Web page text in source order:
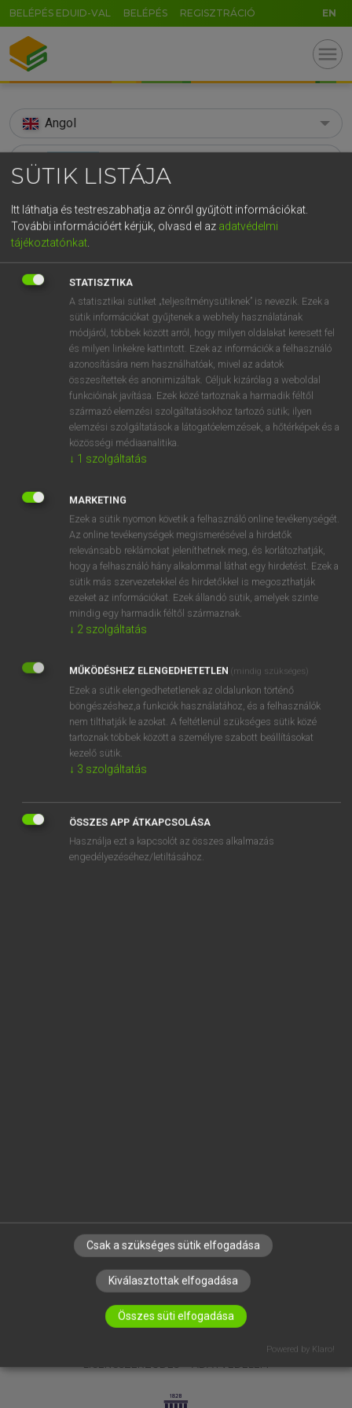
BELÉPÉS EDUID-VAL BELÉPÉS REGISZTRÁCIÓ EN
menu
Angol
search
TALÁLATOK
sonorous
Díjmentes angol szótár
sonorous
Díjmentes angol szótár arrow_forward_ios
hangzatos
zengzetes
rezonáló
érces
zengő
⚲ sonorouskeresése szótárainkban
DÍJMENTES ANGOL SZÓTÁR
sonograph
sonorous
soon
soot
IRATKOZZ FEL HÍRLEVELÜNKRE!
LICENCSZERZŐDÉS ADATVÉDELEM
SÜTIK LISTÁJA
Itt láthatja és testreszabhatja az önről gyűjtött információkat.
További információért kérjük, olvasd el az adatvédelmi
tájékoztatónkat
STATISZTIKA
A statisztikai sütiket „teljesítménysütiknek” is nevezik. Ezek a
sütik információkat gyűjtenek a webhely használatának
módjáról, többek között arról, hogy milyen oldalakat keresett fel
és milyen linkekre kattintott. Ezek az információk a felhasználó
azonosítására nem használhatóak, mivel az adatok
összesítettek és anonimizáltak. Céljuk kizárólag a weboldal
funkcióinak javítása. Ezek közé tartoznak a harmadik féltől
származó elemzési szolgáltatásokhoz tartozó sütik; ilyen
elemzési szolgáltatások a látogatóelemzések, a hőtérképek és a
közösségi médiaanalitika.
↓ 1 szolgáltatás
MARKETING
Ezek a sütik nyomon követik a felhasználó online tevékenységét.
Az online tevékenységek megismerésével a hirdetők
relevánsabb reklámokat jeleníthetnek meg, és korlátozhatják,
hogy a felhasználó hány alkalommal láthat egy hirdetést. Ezek a
sütik más szervezetekkel és hirdetőkkel is megoszthatják
ezeket az információkat. Ezek állandó sütik, amelyek szinte
mindig egy harmadik féltől származnak.
↓ 2 szolgáltatás
MŰKÖDÉSHEZ ELENGEDHETETLEN (mindig szükséges)
Ezek a sütik elengedhetetlenek az oldalunkon történő
böngészéshez,a funkciók használatához, és a felhasználók
nem tilthatják le azokat. A feltétlenül szükséges sütik közé
tartoznak többek között a személyre szabott beállításokat
kezelő sütik.
↓ 3 szolgáltatás
ÖSSZES APP ÁTKAPCSOLÁSA
Használja ezt a kapcsolót az összes alkalmazás
engedélyezéséhez/letiltásához.
Csak a szükséges sütik elfogadása
Kiválasztottak elfogadása
Összes süti elfogadása
Powered by Klaro!
GR
5 6 7 8 9 ö ü ó
t z
j k
n m , . - AltGr